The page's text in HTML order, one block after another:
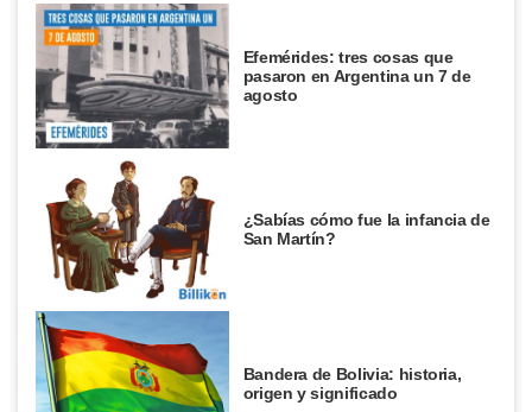
Efemérides: tres cosas que
pasaron en Argentina un 7 de
agosto
¿Sabías cómo fue la infancia de
San Martín?
Bandera de Bolivia: historia,
origen y significado